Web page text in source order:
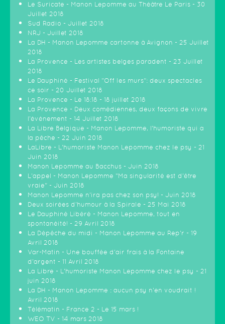
Le Suricate - Manon Lepomme au Théâtre Le Paris - 30
Juillet 2018
Sud Radio - Juillet 2018
NRJ - Juillet 2018
La DH - Manon Lepomme cartonne à Avignon - 25 Juillet
2018
La Provence - Les artistes belges paradent - 23 Juillet
2018
Le Dauphiné - Festival "Off les murs": deux spectacles
ce soir - 20 Juillet 2018
La Provence - Le 18:18 - 18 juillet 2018
La Provence - Deux comédiennes, deux façons de vivre
l'événement - 14 Juillet 2018
La Libre Belgique - Manon Lepomme, l'humoriste qui a
la pêche - 22 Juin 2018
LaLibre - L'humoriste Manon Lepomme chez le psy - 21
Juin 2018
Manon Lepomme au Bacchus - Juin 2018
L'appel - Manon Lepomme "Ma singularité est d'être
vraie" - Juin 2018
Manon Lepomme n'ira pas chez son psy! - Juin 2018
Deux soirées d'humour à la Spirale - 25 Mai 2018
Le Dauphiné Libéré - Manon Lepomme, tout en
spontanéité! - 29 Avril 2018
La Dépêche du midi - Manon Lepomme au Rep'r - 19
Avril 2018
Var-Matin - Une bouffée d'air frais à la Fontaine
d'argent - 11 Avril 2018
La Libre - L'humoriste Manon Lepomme chez le psy - 21
juin 2018
La DH - Manon Lepomme : aucun psy n'en voudrait !
Avril 2018
Télématin - France 2 - Le 15 mars !
WEO TV - 14 mars 2018